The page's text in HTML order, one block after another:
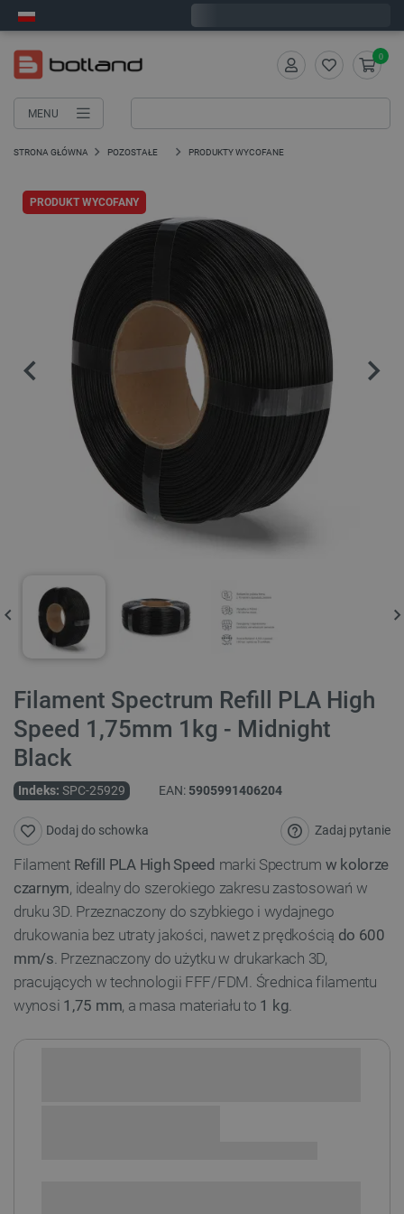
MENU
0
STRONA GŁÓWNA POZOSTAŁE PRODUKTY WYCOFANE
PRODUKT WYCOFANY
Filament Spectrum Refill PLA High
Speed 1,75mm 1kg - Midnight
Black
Indeks: SPC-25929 EAN: 5905991406204
Zadaj pytanie
Dodaj do schowka
Filament Refill PLA High Speed marki Spectrum w kolorze
czarnym, idealny do szerokiego zakresu zastosowań w
druku 3D. Przeznaczony do szybkiego i wydajnego
drukowania bez utraty jakości, nawet z prędkością do 600
mm/s. Przeznaczony do użytku w drukarkach 3D,
pracujących w technologii FFF/FDM. Średnica filamentu
wynosi 1,75 mm, a masa materiału to 1 kg.